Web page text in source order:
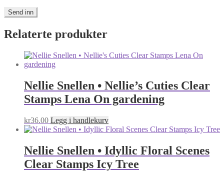
Relaterte produkter
Nellie Snellen • Nellie’s Cuties Clear
Stamps Lena On gardening
kr36.00 Legg i handlekurv
Nellie Snellen • Idyllic Floral Scenes
Clear Stamps Icy Tree